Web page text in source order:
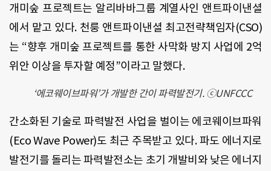
개미숲 프로젝트는 알리바바그룹 계열사인 앤트파이낸셜
에서 맡고 있다. 천룽 앤트파이낸셜 최고전략책임자(CSO)
는 “향후 개미숲 프로젝트를 통한 사막화 방지 사업에 2억
위안 이상을 투자할 예정”이라고 말했다.
‘에코웨이브파워’가 개발한 간이 파력발전기. ⓒUNFCCC
간소화된 기술로 파력발전 사업을 벌이는 에코웨이브파워
(Eco Wave Power)도 최근 주목받고 있다. 파도 에너지로
발전기를 돌리는 파력발전소는 초기 개발비와 낮은 에너지